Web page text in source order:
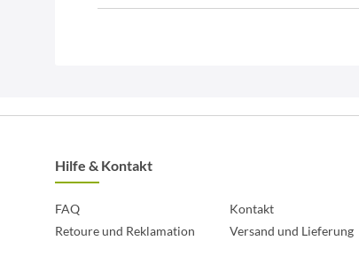
Hilfe & Kontakt
FAQ Kontakt
Retoure und Reklamation
Versand und Lieferung